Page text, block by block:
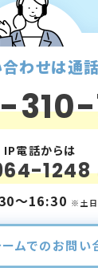
わせは通
IP電話からは
1248
～16:30 ※土日
ムでのお問い